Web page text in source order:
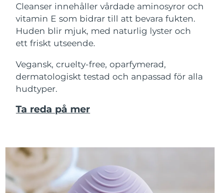
Cleanser innehåller vårdade aminosyror och
vitamin E som bidrar till att bevara fukten.
Huden blir mjuk, med naturlig lyster och
ett friskt utseende.
Vegansk, cruelty-free, oparfymerad,
dermatologiskt testad och anpassad för alla
hudtyper.
Ta reda på mer